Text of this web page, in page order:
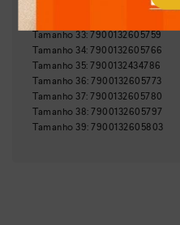
Tamanho33:7900132605759
Tamanho 34:7900132605766
Tamanho 35:7900132434786
Tamanho 36:7900132605773
Tamanho 37:7900132605780
Tamanho 38:7900132605797
Tamanho 39:7900132605803